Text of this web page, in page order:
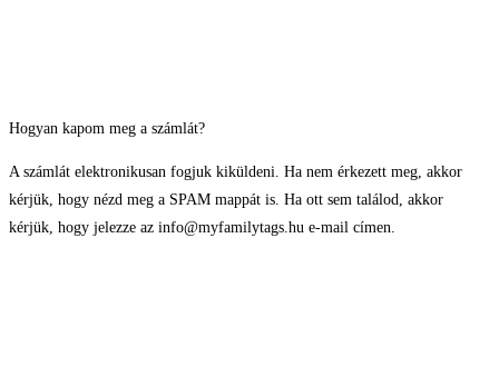
Hogyan kapom meg a számlát?
A számlát elektronikusan fogjuk kiküldeni. Ha nem érkezett meg, akkor
kérjük, hogy nézd meg a SPAM mappát is. Ha ott sem találod, akkor
kérjük, hogy jelezze az info@myfamilytags.hu e-mail címen.